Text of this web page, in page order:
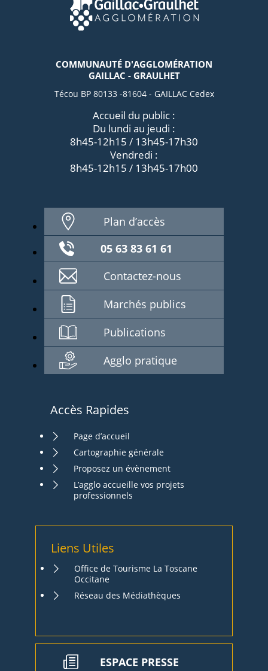
COMMUNAUTÉ D'AGGLOMÉRATION
GAILLAC - GRAULHET
Técou BP 80133 -81604 - GAILLAC Cedex
Accueil du public :
Du lundi au jeudi :
8h45-12h15 / 13h45-17h30
Vendredi :
8h45-12h15 / 13h45-17h00
Plan d’accès
05 63 83 61 61
Contactez-nous
Marchés publics
Publications
Agglo pratique
Accès Rapides
Page d’accueil
Cartographie générale
Proposez un évènement
L’agglo accueille vos projets
professionnels
Liens Utiles
Office de Tourisme La Toscane
Occitane
Réseau des Médiathèques
ESPACE PRESSE